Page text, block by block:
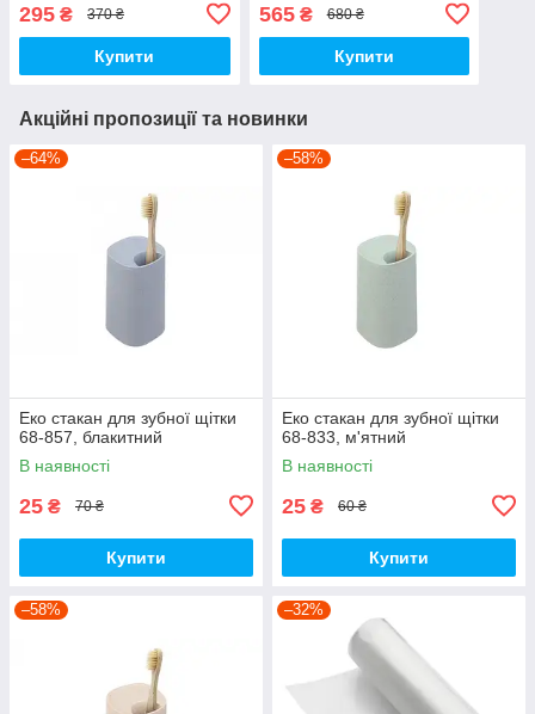
295 ₴ 370 ₴
Купити
565₴ 680 ₴
Купити
Акційні пропозиції та новинки
–64%
Еко стакан для зубної щітки
68-857, блакитний
В наявності
25 ₴ 70 ₴
Купити
–58%
Еко стакан для зубної щітки
68-833, м'ятний
В наявності
25 ₴ 60 ₴
Купити
–58% –32%